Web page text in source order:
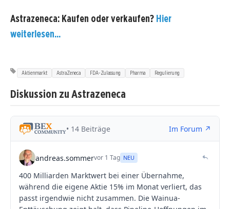
Astrazeneca: Kaufen oder verkaufen? Hier
weiterlesen...
Aktienmarkt AstraZeneca FDA-Zulassung Pharma Regulierung
Diskussion zu Astrazeneca